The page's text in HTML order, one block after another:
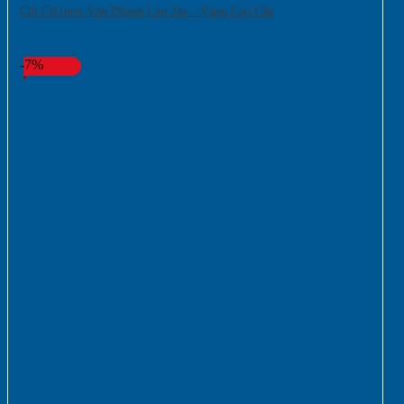
Cột Cờ Inox Văn Phòng Cao 2m – Vàng Cao Cấp
-7%